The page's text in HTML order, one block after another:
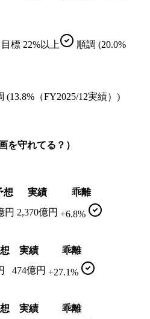
目標 22%以上 順調 (20.0%
(13.8%（FY2025/12実績）)
を守れてる？）
想 実績
乖離
円 2,370億円 +6.8%
実績
乖離
474億円 +27.1%
実績
乖離